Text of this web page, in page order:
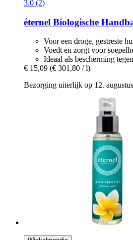
3.0 (2)
éternel Biologische
Voor een droge, gestreste
Voedt en zorgt voor
Ideaal als bescherming
€ 15,09 (€ 301,80 / l)
Bezorging uiterlijk op 12. augustus